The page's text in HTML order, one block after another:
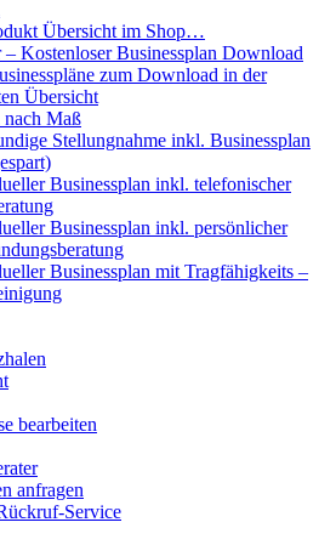
Übersicht im Shop…
– Kostenloser Businessplan Download
zum Download in der
Übersicht
nach Maß
Stellungnahme inkl. Businessplan
Businessplan inkl. telefonischer
Businessplan inkl. persönlicher
Businessplan mit Tragfähigkeits –
bearbeiten
anfragen
Service